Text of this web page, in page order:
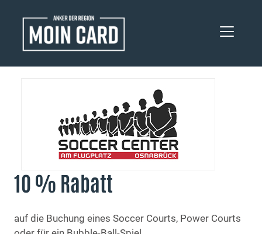
10 % Rabatt
auf die Buchung eines Soccer Courts, Power Courts